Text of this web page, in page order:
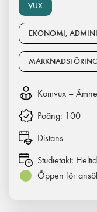
VUX
EKONOMI,
Komvux –
Poäng: 100
Distans
Studietakt:
Öppen för